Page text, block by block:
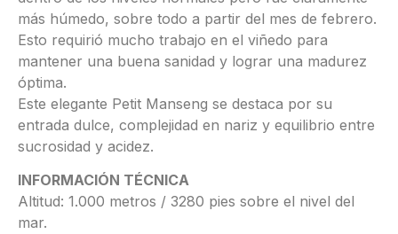
más húmedo, sobre todo a partir del mes de febrero.
Esto requirió mucho trabajo en el viñedo para
mantener una buena sanidad y lograr una madurez
óptima.
Este elegante Petit Manseng se destaca por su
entrada dulce, complejidad en nariz y equilibrio entre
sucrosidad y acidez.
INFORMACIÓN TÉCNICA
Altitud: 1.000 metros / 3280 pies sobre el nivel del
mar.